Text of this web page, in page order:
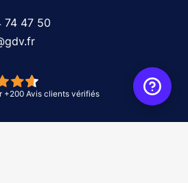
74 47 50